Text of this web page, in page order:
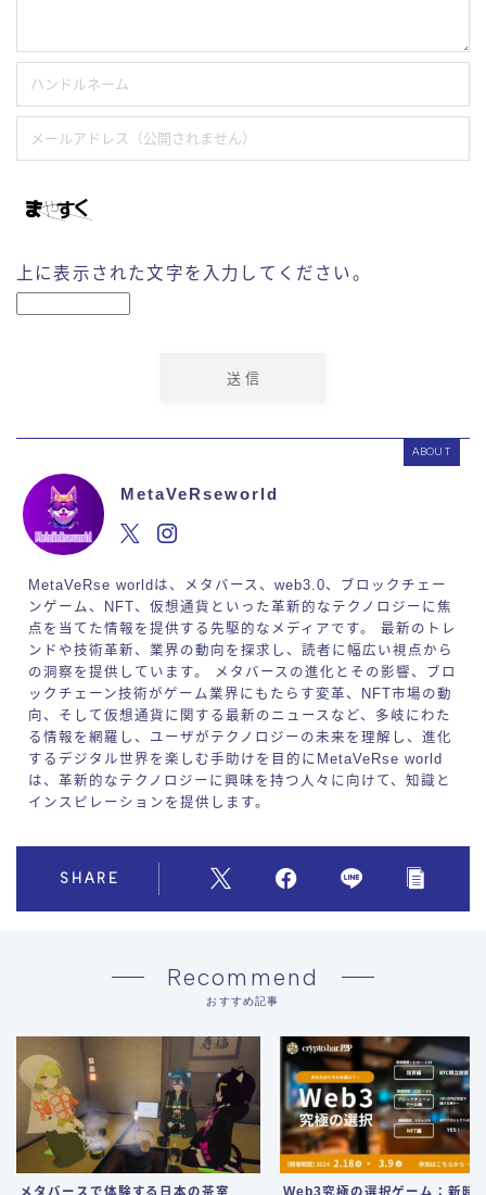
上に表示された文字を入力してください。
ABOUT
MetaVeRseworld
MetaVeRse worldは、メタバース、web3.0、ブロックチェー
ンゲーム、NFT、仮想通貨といった革新的なテクノロジーに焦
点を当てた情報を提供する先駆的なメディアです。 最新のトレ
ンドや技術革新、業界の動向を探求し、読者に幅広い視点から
の洞察を提供しています。 メタバースの進化とその影響、ブロ
ックチェーン技術がゲーム業界にもたらす変革、NFT市場の動
向、そして仮想通貨に関する最新のニュースなど、多岐にわた
る情報を網羅し、ユーザがテクノロジーの未来を理解し、進化
するデジタル世界を楽しむ手助けを目的にMetaVeRse world
は、革新的なテクノロジーに興味を持つ人々に向けて、知識と
インスピレーションを提供します。
SHARE
Recommend
おすすめ記事
メタバースで体験する日本の茶室 Web3究極の選択ゲーム：新時